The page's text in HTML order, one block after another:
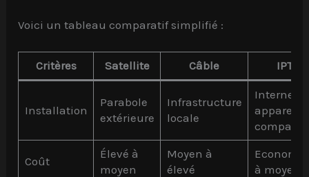
Voici un tableau comparatif simplifié :
Critères Satellite Câble IPTV
Installation
Parabole
extérieure
Infrastructure
locale
Internet +
appareil
Coût
Élevé à
moyen
Moyen à
élevé
à moyen